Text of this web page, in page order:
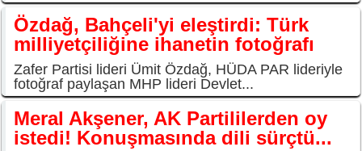
Özdağ, Bahçeli'yi eleştirdi: Türk
milliyetçiliğine ihanetin fotoğrafı
Zafer Partisi lideri Ümit Özdağ, HÜDA PAR lideriyle
fotoğraf paylaşan MHP lideri Devlet...
Meral Akşener, AK Partililerden oy
istedi! Konuşmasında dili sürçtü...